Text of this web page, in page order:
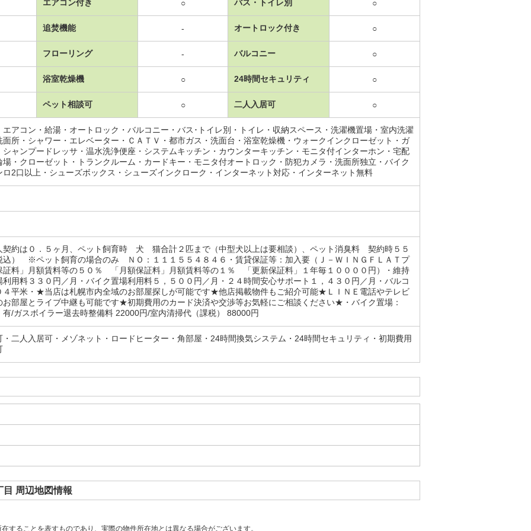
エアコン付き ○ バス・トイレ別 ○
追焚機能 - オートロック付き ○
フローリング - バルコニー ○
浴室乾燥機 ○ 24時間セキュリティ ○
ペット相談可 ○ 二人入居可 ○
エアコン・給湯・オートロック・バルコニー・バス･トイレ別・トイレ・収納スペース・洗濯機置場・室内洗濯
面所・シャワー・エレベーター・ＣＡＴＶ・都市ガス・洗面台・浴室乾燥機・ウォークインクローゼット・ガ
シャンプードレッサ・温水洗浄便座・システムキッチン・カウンターキッチン・モニタ付インターホン・宅配
場・クローゼット・トランクルーム・カードキー・モニタ付オートロック・防犯カメラ・洗面所独立・バイク
ロ2口以上・シューズボックス・シューズインクローク・インターネット対応・インターネット無料
契約は０．５ヶ月、ペット飼育時 犬 猫合計２匹まで（中型犬以上は要相談）、ペット消臭料 契約時５５
込） ※ペット飼育の場合のみ ＮＯ：１１１５５４８４６・賃貸保証等：加入要（Ｊ－ＷＩＮＧＦＬＡＴプ
証料」月額賃料等の５０％ 「月額保証料」月額賃料等の１％ 「更新保証料」１年毎１００００円）・維持
利用料３３０円／月・バイク置場利用料５，５００円／月・２４時間安心サポート１，４３０円／月・バルコ
４平米・★当店は札幌市内全域のお部屋探しが可能です★他店掲載物件もご紹介可能★ＬＩＮＥ電話やテレビ
お部屋とライブ中継も可能です★初期費用のカード決済や交渉等お気軽にご相談ください★・バイク置場：
有/ガスボイラー退去時整備料 22000円/室内清掃代（課税） 88000円
・二人入居可・メゾネット・ロードヒーター・角部屋・24時間換気システム・24時間セキュリティ・初期費用
周辺地図情報
することを表すものであり、実際の物件所在地とは異なる場合がございます。